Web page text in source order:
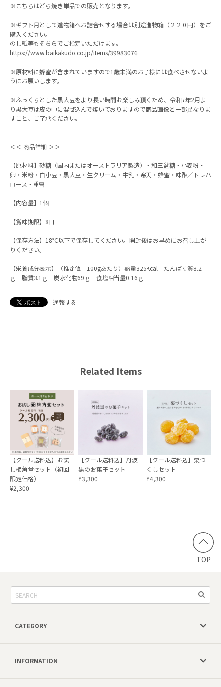
※こちらはどら焼き単品での販売となります。
※ギフト用として進物箱へお詰合せする場合は別途進物箱（２２０円）をご
購入ください。
のし紙等もそちらでご指定いただけます。
https://www.baikakudo.co.jp/items/39983076
※原材料に蜂蜜が含まれていますので1歳未満のお子様には食べさせないよ
うにお願いします。
※ふっくらとした黒大豆をより長い時間お楽しみ頂くため、令和7年2月よ
り黒大豆は皮の中に混ぜ込んで焼いておりますので商品画像と一部異なりま
すこと、ご了承ください。
＜＜ 商品詳細 ＞＞
【原材料】砂糖（国内またはオーストラリア製造）・和三盆糖・小麦粉・
卵・米粉・白小豆・黒大豆・生クリーム・牛乳・寒天・蜂蜜・味醂／トレハ
ロース・重曹
【内容量】1個
【賞味期限】8日
【保存方法】18℃以下で保存してください。開封後はお早めにお召し上が
りください。
【栄養成分表示】（推定値 100gあたり）熱量325Kcal たんぱく質8.2
ｇ 脂質3.1ｇ 炭水化物69ｇ 食塩相当量0.16ｇ
通報する
Related Items
【クール送料込】お試
し梅角堂セット（初回
限定価格）
¥2,300
【クール送料込】丹波
黒のお菓子セット
¥3,300
【クール送料込】栗づ
くしセット
¥4,300
TOP
CATEGORY
INFORMATION